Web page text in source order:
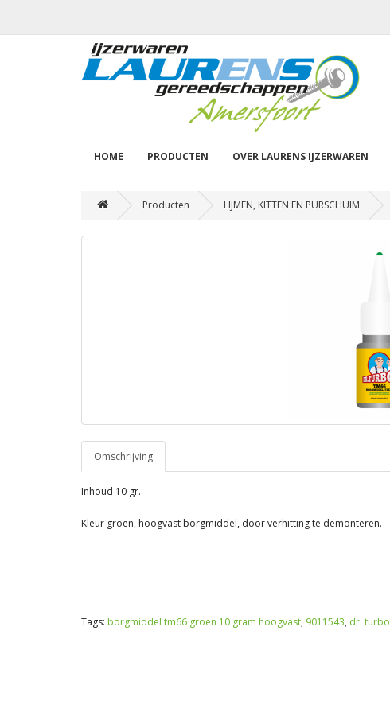
HOME PRODUCTEN OVER LAURENS IJZERWAREN
Producten LIJMEN, KITTEN EN PURSCHUIM
Omschrijving
Inhoud 10 gr.
Kleur groen, hoogvast borgmiddel, door verhitting te demonteren.
Tags: borgmiddel tm66 groen 10 gram hoogvast, 9011543, dr. turbo